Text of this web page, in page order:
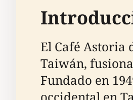
El Café Astoria
Taiwán,
Fundado en